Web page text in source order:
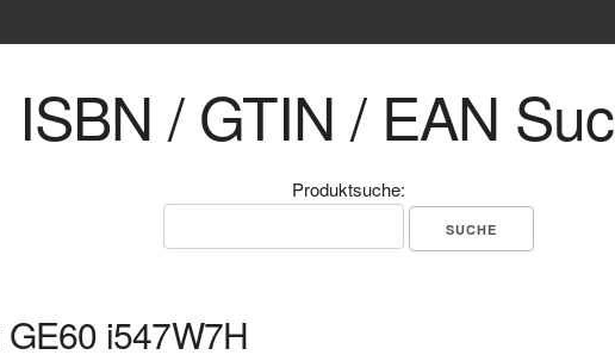
ISBN / GTIN / EAN
Produktsuche:
GE60 i547W7H